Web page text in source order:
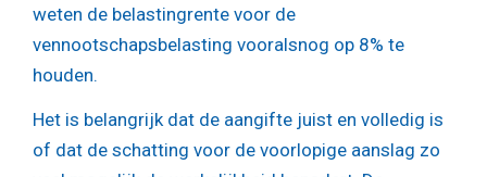
weten de belastingrente voor de
vennootschapsbelasting vooralsnog op 8% te
houden.
Het is belangrijk dat de aangifte juist en volledig is
of dat de schatting voor de voorlopige aanslag zo